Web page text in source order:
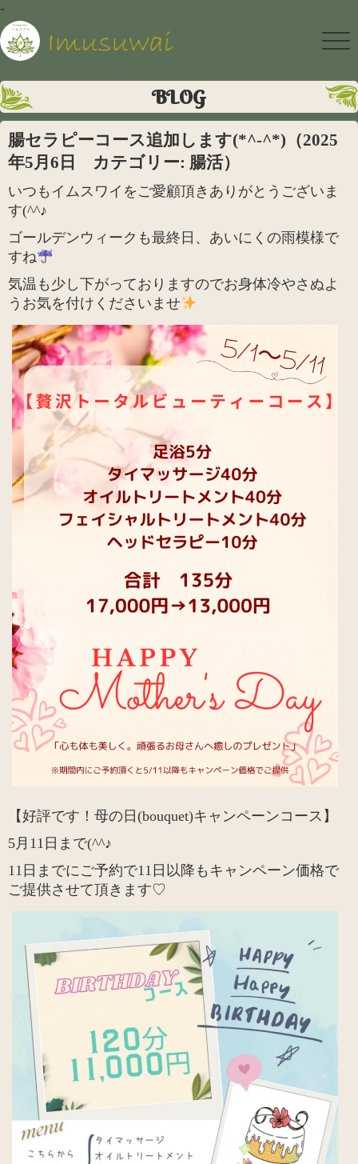
-
BLOG
腸セラピーコース追加します(*^-^*)（2025
年5月6日 カテゴリー: 腸活）
いつもイムスワイをご愛顧頂きありがとうございま
す(^^♪
ゴールデンウィークも最終日、あいにくの雨模様で
すね
気温も少し下がっておりますのでお身体冷やさぬよ
うお気を付けくださいませ
【好評です！母の日(bouquet)キャンペーンコース】
5月11日まで(^^♪
11日までにご予約で11日以降もキャンペーン価格で
ご提供させて頂きます♡